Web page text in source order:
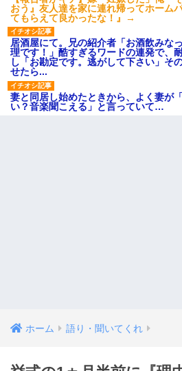
おう』友人達を家に連れ帰ってホーム
てもらえて良かったな！』→
居酒屋にて。兄の紹介者「お酒飲みな
理です！」酷すぎるワードの連発で、
し「お勘定です。逃がして下さい」そ
せたら...
妻と同居し始めたときから、よく妻が
い？音楽聞こえる」と言っていて…
ホーム 語り・聞いてくれ